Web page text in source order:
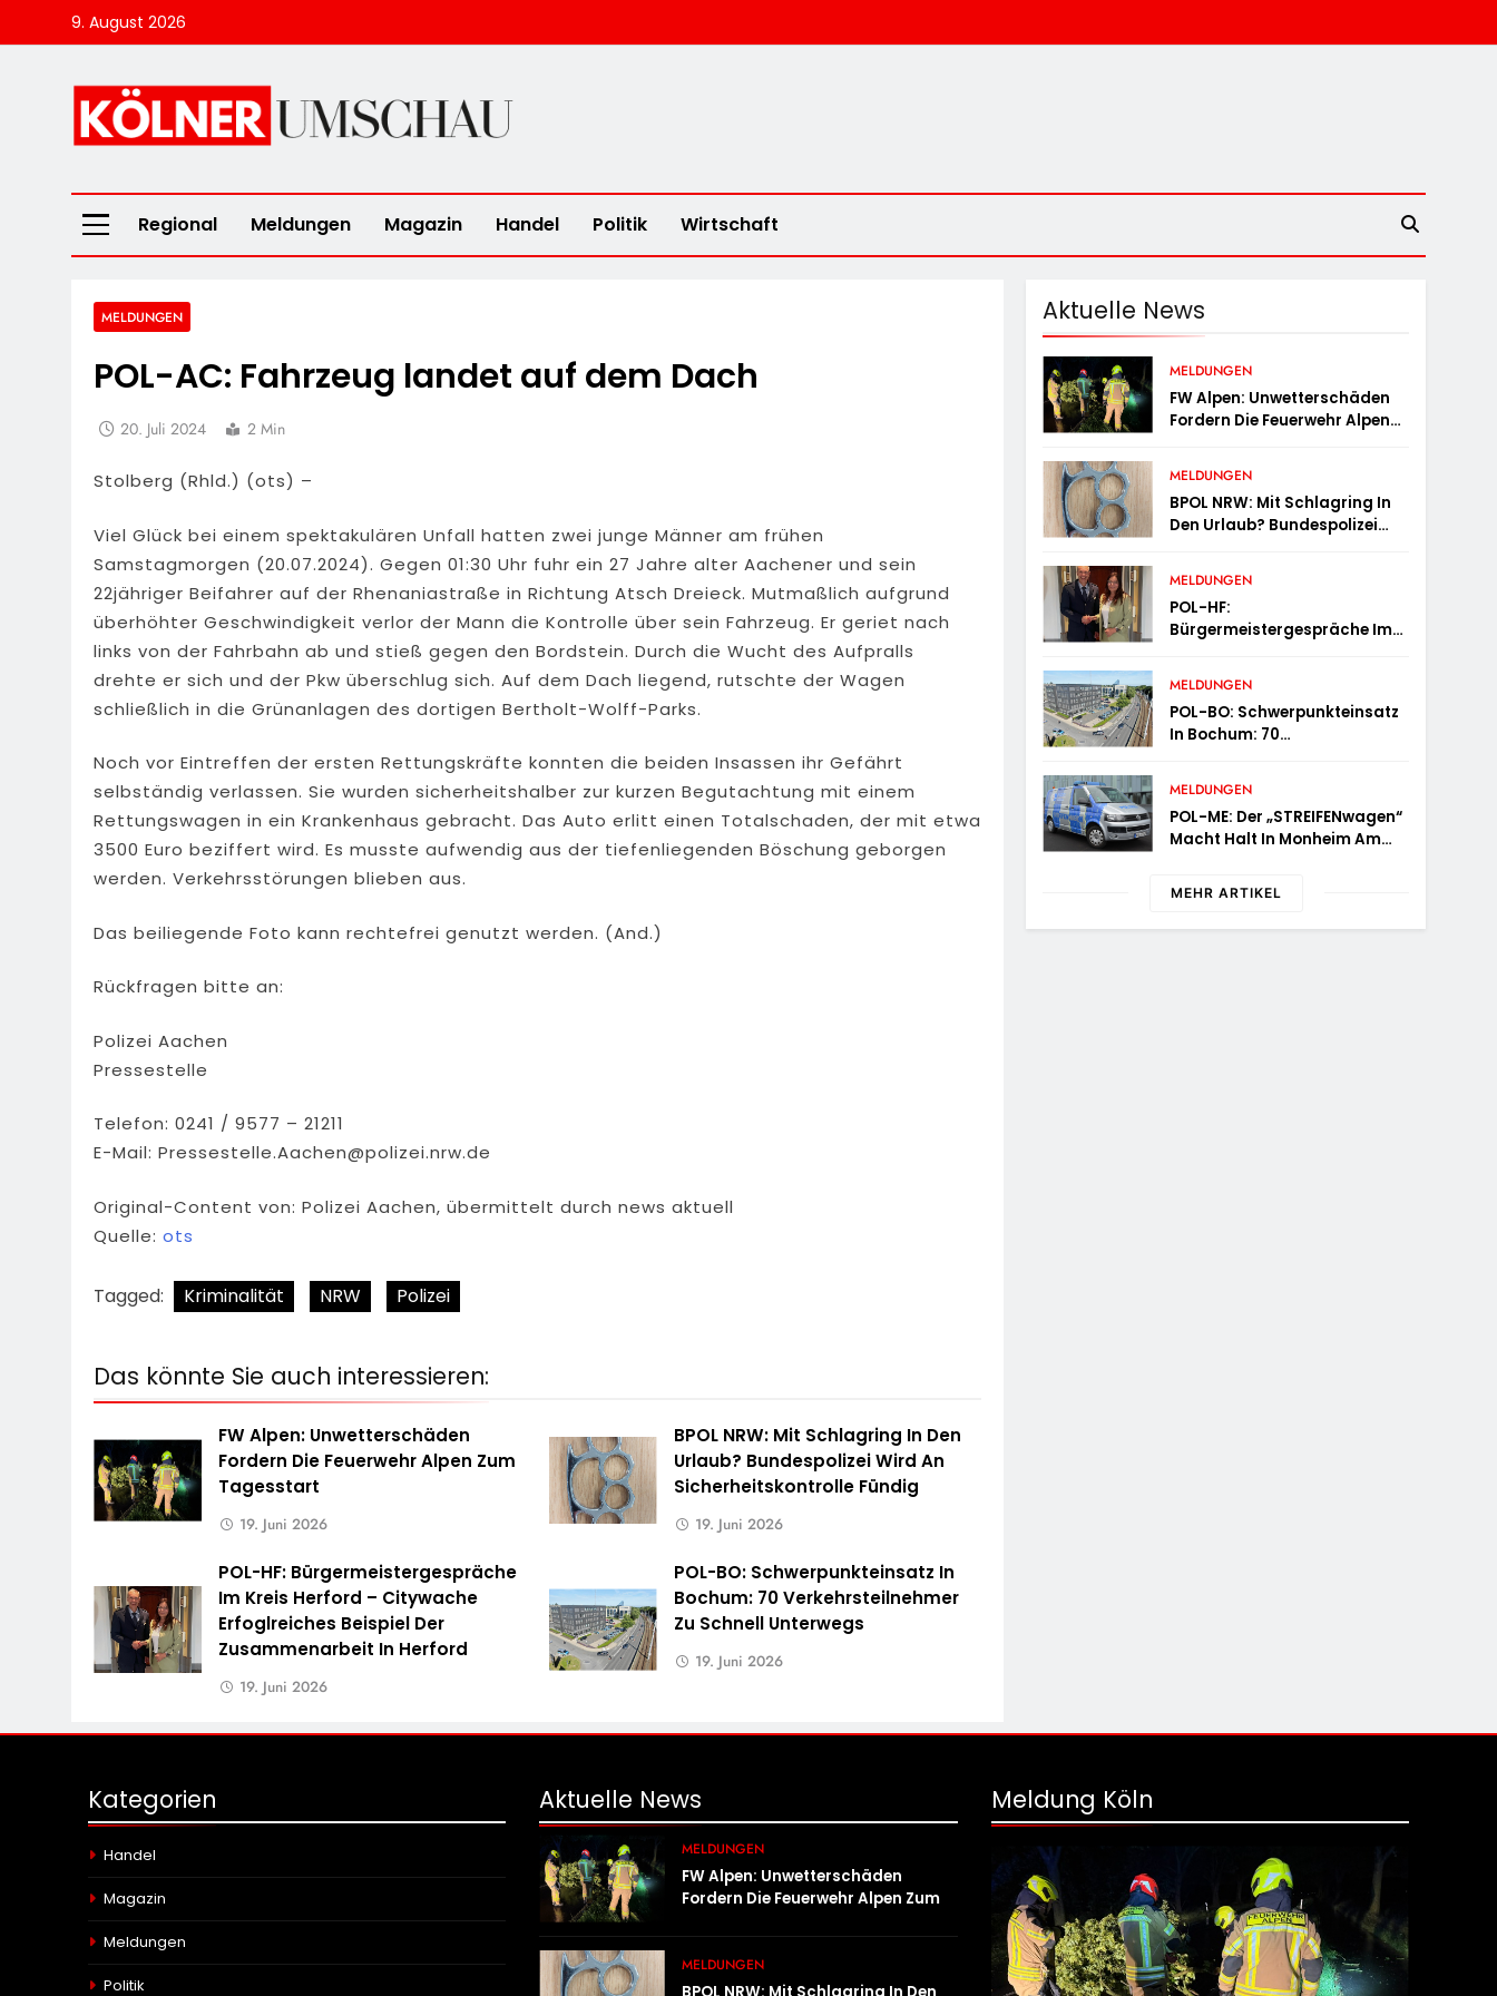
to
9. August 2026
Kölner Umschau
Regional Meldungen Magazin Handel Politik Wirtschaft
MELDUNGEN
POL-AC: Fahrzeug landet auf dem Dach
20. Juli 2024 2 Min
Stolberg (Rhld.) (ots) –
Viel Glück bei einem spektakulären Unfall hatten zwei junge Männer am frühen
Samstagmorgen (20.07.2024). Gegen 01:30 Uhr fuhr ein 27 Jahre alter Aachener und sein
22jähriger Beifahrer auf der Rhenaniastraße in Richtung Atsch Dreieck. Mutmaßlich aufgrund
überhöhter Geschwindigkeit verlor der Mann die Kontrolle über sein Fahrzeug. Er geriet nach
links von der Fahrbahn ab und stieß gegen den Bordstein. Durch die Wucht des Aufpralls
drehte er sich und der Pkw überschlug sich. Auf dem Dach liegend, rutschte der Wagen
schließlich in die Grünanlagen des dortigen Bertholt-Wolff-Parks.
Noch vor Eintreffen der ersten Rettungskräfte konnten die beiden Insassen ihr Gefährt
selbständig verlassen. Sie wurden sicherheitshalber zur kurzen Begutachtung mit einem
Rettungswagen in ein Krankenhaus gebracht. Das Auto erlitt einen Totalschaden, der mit etwa
3500 Euro beziffert wird. Es musste aufwendig aus der tiefenliegenden Böschung geborgen
werden. Verkehrsstörungen blieben aus.
Das beiliegende Foto kann rechtefrei genutzt werden. (And.)
Rückfragen bitte an:
Polizei Aachen
Pressestelle
Telefon: 0241 / 9577 – 21211
E-Mail: Pressestelle.Aachen@polizei.nrw.de
Original-Content von: Polizei Aachen, übermittelt durch news aktuell
Quelle: ots
Tagged: Kriminalität NRW Polizei
Das könnte Sie auch interessieren:
FW Alpen: Unwetterschäden
Fordern Die Feuerwehr Alpen Zum
Tagesstart
19. Juni 2026
BPOL NRW: Mit Schlagring In Den
Urlaub? Bundespolizei Wird An
Sicherheitskontrolle Fündig
19. Juni 2026
POL-HF: Bürgermeistergespräche
Im Kreis Herford – Citywache
Erfoglreiches Beispiel Der
Zusammenarbeit In Herford
19. Juni 2026
POL-BO: Schwerpunkteinsatz In
Bochum: 70 Verkehrsteilnehmer
Zu Schnell Unterwegs
19. Juni 2026
Aktuelle News
MELDUNGEN
FW Alpen: Unwetterschäden
Fordern Die Feuerwehr Alpen
MELDUNGEN
BPOL NRW: Mit Schlagring In
Den Urlaub? Bundespolizei
Fündig
MELDUNGEN
POL-HF:
Bürgermeistergespräche Im
Erfoglreiches Beispiel Der
Zusammenarbeit In Herford
MELDUNGEN
POL-BO: Schwerpunkteinsatz
In Bochum: 70
Unterwegs
MELDUNGEN
POL-ME: Der „STREIFENwagen“
Macht Halt In Monheim Am
MEHR ARTIKEL
Kategorien
Handel
Magazin
Meldungen
Politik
Aktuelle News
MELDUNGEN
FW Alpen: Unwetterschäden
Fordern Die Feuerwehr Alpen Zum
MELDUNGEN
Meldung Köln